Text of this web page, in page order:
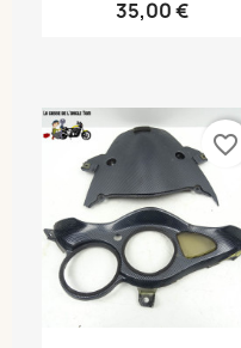
35,00 €
favorite_border